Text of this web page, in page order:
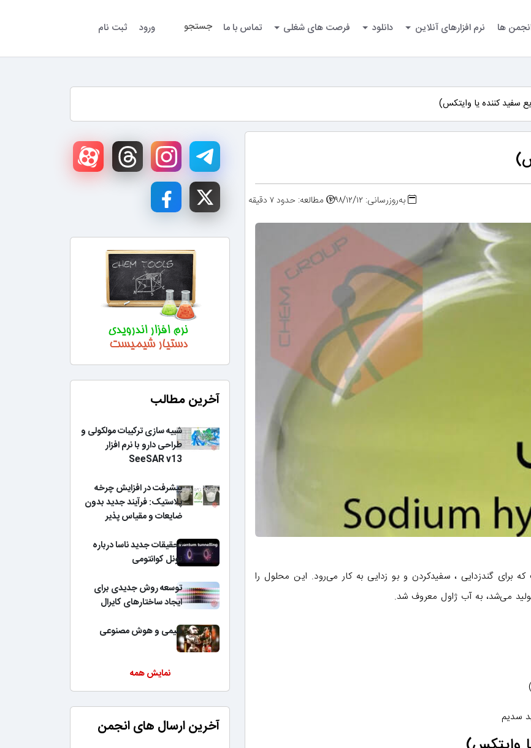
ها نرم افزارهای آنلاین دانلود فرصت های شغلی تماس با ما جستجو ورود ثبت نام
سفید کننده یا وایتکس)
به‌روزرسانی: ۱۳۹۸/۱۲/۱۲ مطالعه: حدود ۷ دقیقه
گندزدایی ، سفیدکردن و بو زدایی به کار می‌رود. این محلول را
می‌شد، به آب ژاول معروف شد.
سدیم
آخرین مطالب
شبیه سازی ترکیبات مولکولی و
طراحی دارو با نرم افزار
SeeSAR v13
پیشرفت در افزایش چرخه
پلاستیک: فرآیند جدید بدون
ضایعات و مقیاس پذیر
تحقیقات جدید ناسا درباره
تونل کوانتومی
توسعه روش جدیدی برای
ایجاد ساختارهای کایرال
شیمی و هوش مصنوعی
نمایش همه
آخرین ارسال های انجمن